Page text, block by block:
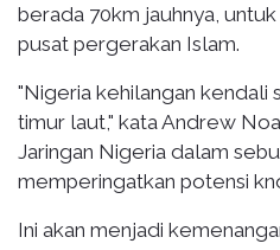
berada 70km jauhnya,
pusat pergerakan Islam.
"Nigeria kehilangan kendali
timur laut," kata Andrew
Jaringan Nigeria dalam
memperingatkan potensi
Ini akan menjadi